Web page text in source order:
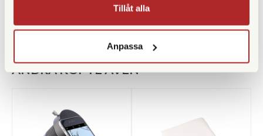
Tillåt alla
Anpassa
ANDRA KÖPTE ÄVEN